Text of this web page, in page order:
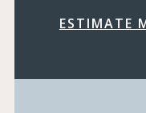
ESTIMATE